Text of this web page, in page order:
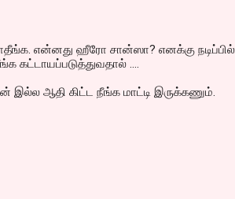
என்னது ஹீரோ சான்ஸா? எனக்கு நடிப்பில்
கட்டாயப்படுத்துவதால் ....
ஆதி கிட்ட நீங்க மாட்டி இருக்கணும்.